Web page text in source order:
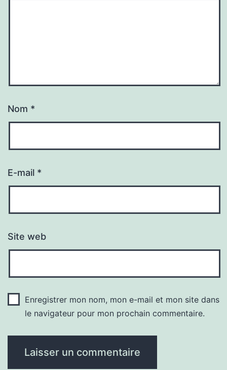
Nom *
E-mail *
Site web
Enregistrer mon nom, mon e-mail et mon site dans
le navigateur pour mon prochain commentaire.